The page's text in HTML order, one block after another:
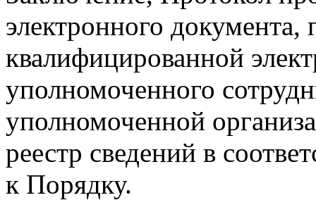
электронного
квалифицированной
уполномоченного
уполномоченной
реестр сведений в
к Порядку.